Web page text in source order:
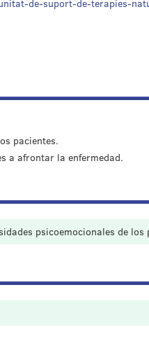
de-suport-de-terapies-
pacientes.
afrontar la enfermedad.
psicoemocionales de los